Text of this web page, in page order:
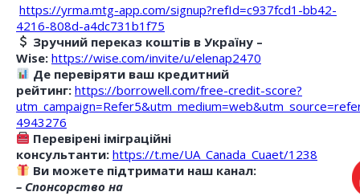
https://yrma.mtg-app.com/signup?refId=c937fcd1-bb42-
4216-808d-a4dc731b1f75
Зручний переказ коштів в Україну –
Wise: https://wise.com/invite/u/elenap2470
Де перевіряти ваш кредитний
рейтинг: https://borrowell.com/free-credit-score?
4943276
Перевірені іміграційні
консультанти: https://t.me/UA_Canada_Cuaet/1238
Ви можете підтримати наш канал:
– Спонсорство на